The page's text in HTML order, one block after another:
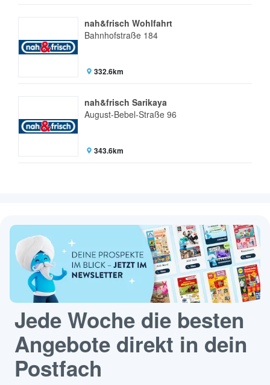
nah&frisch Wohlfahrt
Bahnhofstraße 184
332.6km
nah&frisch Sarikaya
August-Bebel-Straße 96
343.6km
Jede Woche die besten
Angebote direkt in dein
Postfach